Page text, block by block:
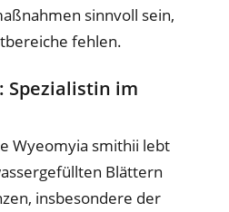
sinnvoll sein,
fehlen.
Spezialistin im
Wyeomyia smithii lebt
Blättern
insbesondere der